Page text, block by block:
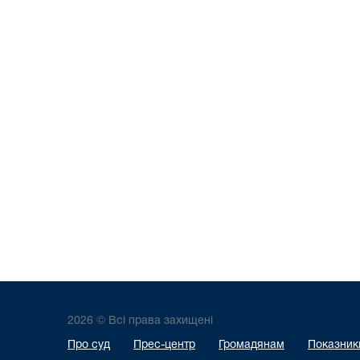
2026 © Всі права захищені
Про суд Прес-центр Громадянам